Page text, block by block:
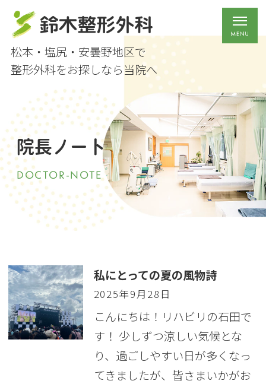
松本・塩尻・安曇野地区で
整形外科をお探しなら当院へ
院長ノート
DOCTOR-NOTE
私にとっての夏の風物詩
2025年9月28日
こんにちは！リハビリの石田で
す！ 少しずつ涼しい気候とな
り、過ごしやすい日が多くなっ
てきましたが、皆さまいかがお